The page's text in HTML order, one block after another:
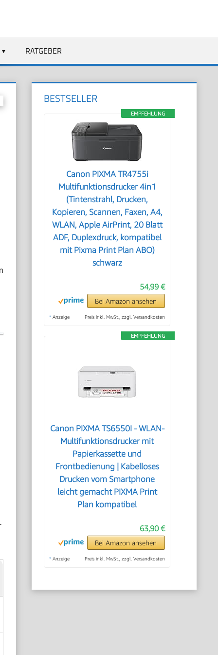
RATGEBER
BESTSELLER
EMPFEHLUNG
Canon PIXMA TR4755i
Multifunktionsdrucker 4in1
(Tintenstrahl, Drucken,
Kopieren, Scannen, Faxen, A4,
WLAN, Apple AirPrint, 20 Blatt
ADF, Duplexdruck, kompatibel
mit Pixma Print Plan ABO)
schwarz
54,99 €
Bei Amazon ansehen
* Anzeige Preis inkl. MwSt., zzgl. Versandkosten
EMPFEHLUNG
Canon PIXMA TS6550I - WLAN-
Multifunktionsdrucker mit
Papierkassette und
Frontbedienung | Kabelloses
Drucken vom Smartphone
leicht gemacht PIXMA Print
Plan kompatibel
63,90 €
Bei Amazon ansehen
* Anzeige Preis inkl. MwSt., zzgl. Versandkosten